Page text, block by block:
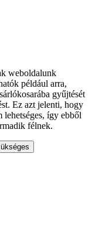
weboldalunk
például arra,
gyűjtését
Ez azt jelenti, hogy
lehetséges, így ebből
félnek.